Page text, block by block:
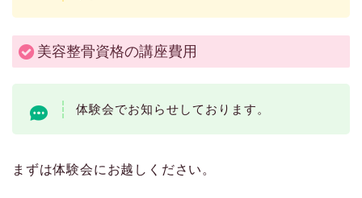
美容整骨資格の講座費用
体験会でお知らせしております。
まずは体験会にお越しください。